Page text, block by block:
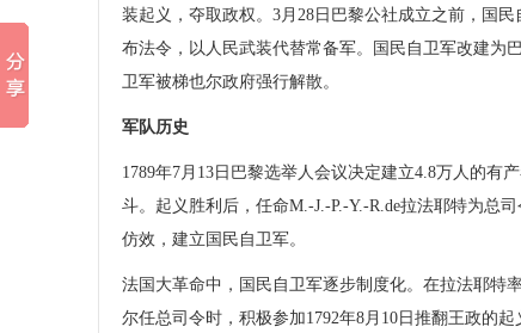
装起义，夺取政权。3月28日巴黎公社成立之前，国
布法令，以人民武装代替常备军。国民自卫军改建为
卫军被梯也尔政府强行解散。
军队历史
1789年7月13日巴黎选举人会议决定建立4.8万人的有
斗。起义胜利后，任命M.-J.-P.-Y.-R.de拉法耶特为总
仿效，建立国民自卫军。
法国大革命中，国民自卫军逐步制度化。在拉法耶特
尔任总司令时，积极参加1792年8月10日推翻王政的